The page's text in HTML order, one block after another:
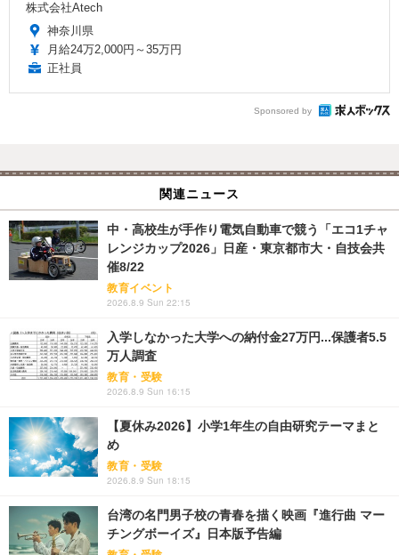
株式会社Atech
神奈川県
月給24万2,000円～35万円
正社員
Sponsored by
関連ニュース
中・高校生が手作り電気自動車で競う「エコ1チャ
レンジカップ2026」日産・東京都市大・自技会共
催8/22
教育イベント
2026.8.9 Sun 22:15
入学しなかった大学への納付金27万円...保護者5.5
万人調査
教育・受験
2026.8.9 Sun 16:15
【夏休み2026】小学1年生の自由研究テーマまと
め
教育・受験
2026.8.9 Sun 18:15
台湾の名門男子校の青春を描く映画『進行曲 マー
チングボーイズ』日本版予告編